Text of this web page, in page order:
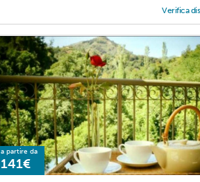
Verifica
a partire da
141€